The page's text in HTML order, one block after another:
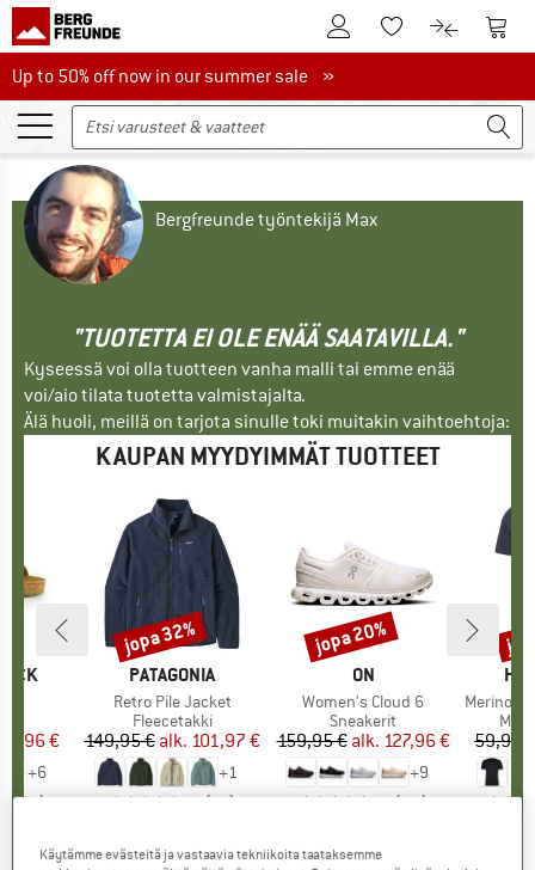
Tästä asiakastililleTästä toivelistalle.
Tästä
Up to 50% off now in our summer sale
Up to 50% off now in our summer sale »
Bergfreunde työntekijä Max
"TUOTETTA EI OLE ENÄÄ SAATAVILLA."
Kyseessä voi olla tuotteen vanha malli tai emme enää
voi/aio tilata tuotetta valmistajalta.
Älä huoli, meillä on tarjota sinulle toki muitakin vaihtoehtoja:
KAUPAN MYYDYIMMÄT TUOTTEET
hinta
71,96 €
+6
(20 )
MERKKI
PATAGONIA
Tuote
Retro Pile Jacket
Tuoteryhmä
Fleecetakki
Hinta
149,95 € Alennettu hinta
alk. 101,97 €
+1
( )
Alennus
jopa 32%
MERKKI
ON
Tuote
Women's Cloud 6
Tuoteryhmä
Sneakerit
Hinta
159,95 € Alennettu hinta
alk. 127,96 €
+9
( )
Alennus
jopa 20%
Tuote
MerinoMix150
59,95 €
Käytämme evästeitä ja vastaavia tekniikoita taataksemme